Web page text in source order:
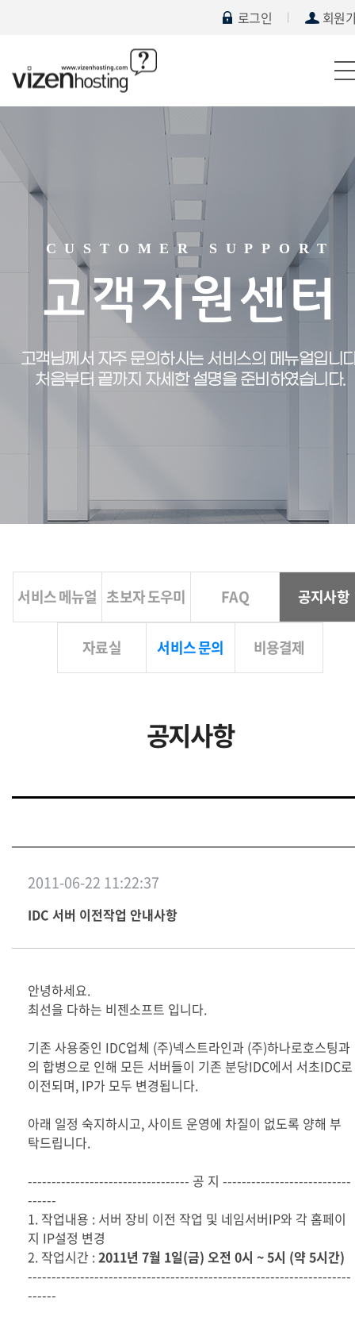
로그인 회원
CUSTOMER SUPPORT
고객지원센터
고객님께서 자주 문의하시는 서비스의 메뉴얼입니
처음부터 끝까지 자세한 설명을 준비하였습니다.
서비스 메뉴얼 초보자 도우미 FAQ 공지사항
자료실 서비스 문의 비용결제
공지사항
2011-06-22 11:22:37
IDC 서버 이전작업 안내사항
안녕하세요.
최선을 다하는 비젠소프트 입니다.
기존 사용중인 IDC업체 (주)넥스트라인과 (주)하나로호스팅과
의 합병으로 인해 모든 서버들이 기존 분당IDC에서 서초IDC로
이전되며, IP가 모두 변경됩니다.
아래 일정 숙지하시고, 사이트 운영에 차질이 없도록 양해 부
탁드립니다.
---------------------------------- 공 지 ---------------------------
------
1. 작업내용 : 서버 장비 이전 작업 및 네임서버IP와 각 홈페이
지 IP설정 변경
2. 작업시간 :2011년 7월 1일(금) 오전 0시 ~ 5시 (약 5시간)
--------------------------------------------------------------------
------